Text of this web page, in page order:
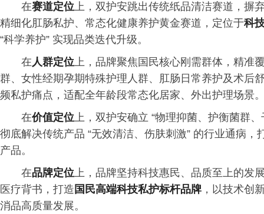
在赛道定位上，双护安跳出传统纸品清洁赛道，摒
精细化肛肠私护、常态化健康养护黄金赛道，定位于科
“科学养护” 实现品类迭代升级。
在人群定位上，品牌聚焦国民核心刚需群体，精准
群、女性经期孕期特殊护理人群、肛肠日常养护及术后
频私护痛点，适配全年龄段常态化居家、外出护理场景
在价值定位上，双护安确立 “物理抑菌、护衡菌群
彻底解决传统产品 “无效清洁、伤肤刺激” 的行业通病
产品。
在品牌定位上，品牌坚持科技惠民、品质至上的发
医疗背书，打造 国民高端科技私护标杆品牌 ，以技术创
消品高质量发展。